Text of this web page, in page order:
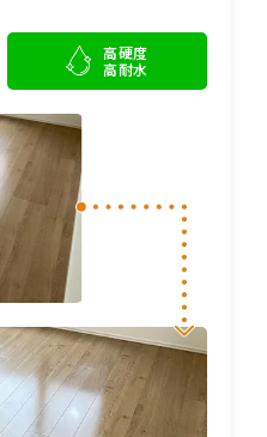
高硬度
高耐水